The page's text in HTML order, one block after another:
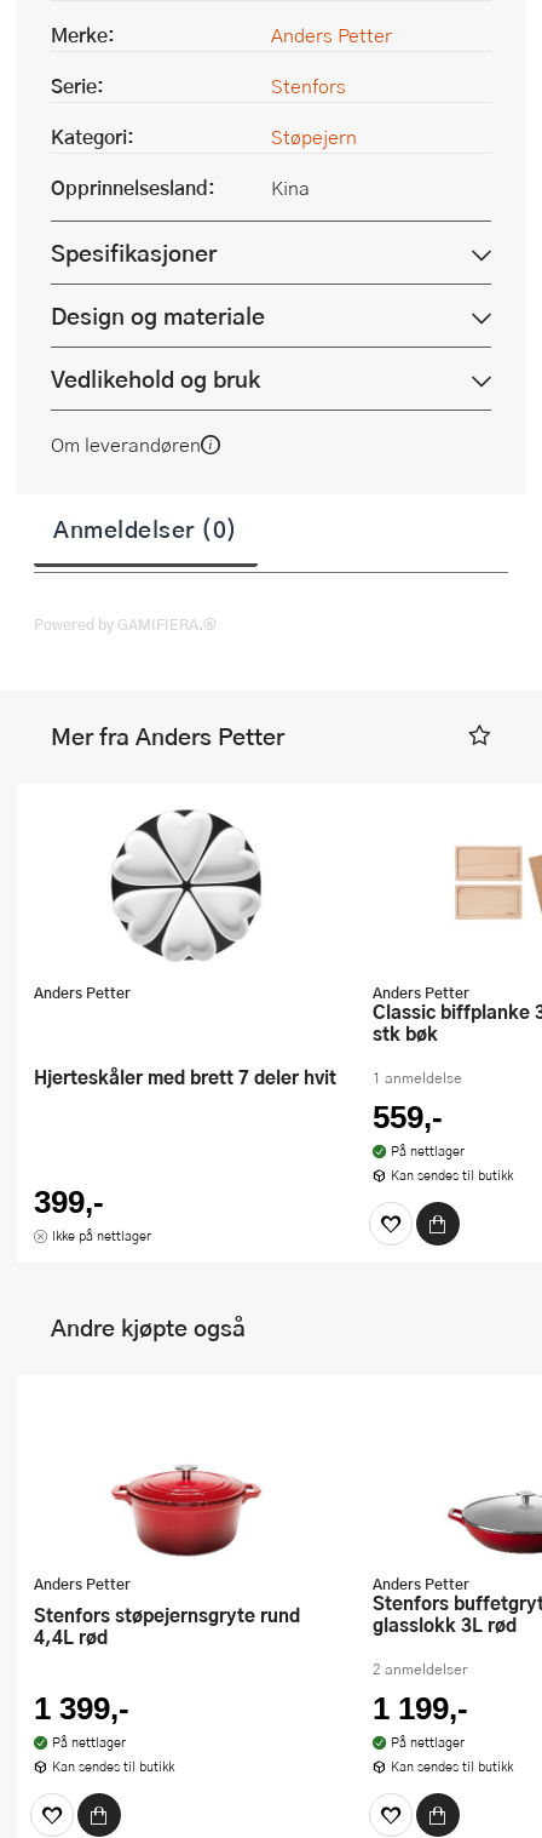
Merke:
Anders Petter
Serie:
Stenfors
Kategori:
Støpejern
Opprinnelsesland:
Kina
Spesifikasjoner
Design og materiale
Vedlikehold og bruk
Om leverandøren
Anmeldelser (0)
Powered by GAMIFIERA.®
Mer fra Anders Petter
Anders Petter
Hjerteskåler med brett 7 deler hvit
399,-
Ikke på nettlager
Anders Petter
Classic biffplanke 31,5x16,5 cm 2
stk bøk
1 anmeldelse
559,-
På nettlager
Kan sendes til butikk
Andre kjøpte også
Anders Petter
Stenfors støpejernsgryte rund
4,4L rød
1 399,-
På nettlager
Kan sendes til butikk
Anders Petter
Stenfors buffetgryte med
glasslokk 3L rød
2 anmeldelser
1 199,-
På nettlager
Kan sendes til butikk